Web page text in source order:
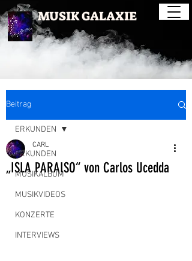
MUSIK GALAXIE
Beitrag
ERKUNDEN
MUSIKALBUM
MUSIKVIDEOS
KONZERTE
INTERVIEWS
ERKUNDEN
„ISLA PARAISO“ von Carlos Ucedda
CARL